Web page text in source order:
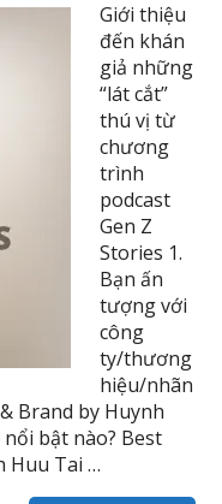
Giới thiệu
đến khán
giả những
“lát cắt”
thú vị từ
chương
trình
podcast
Gen Z
Stories 1.
Bạn ấn
tượng với
công
ty/thương
hiệu/nhãn
Brand by Huynh
bật nào? Best
Huu Tai …